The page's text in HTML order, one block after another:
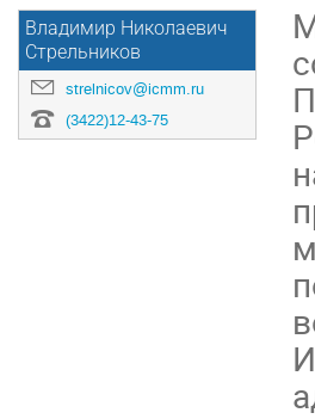
Владимир Николаевич
Стрельников
strelnicov@icmm.ru
(3422)12-43-75